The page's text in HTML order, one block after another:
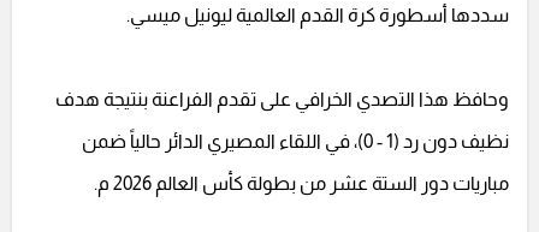
سددها أسطورة كرة القدم العالمية ليونيل ميسي.
وحافظ هذا التصدي الخرافي على تقدم الفراعنة بنتيجة هدف
نظيف دون رد (1 - 0)، في اللقاء المصيري الدائر حالياً ضمن
مباريات دور الستة عشر من بطولة كأس العالم 2026 م.